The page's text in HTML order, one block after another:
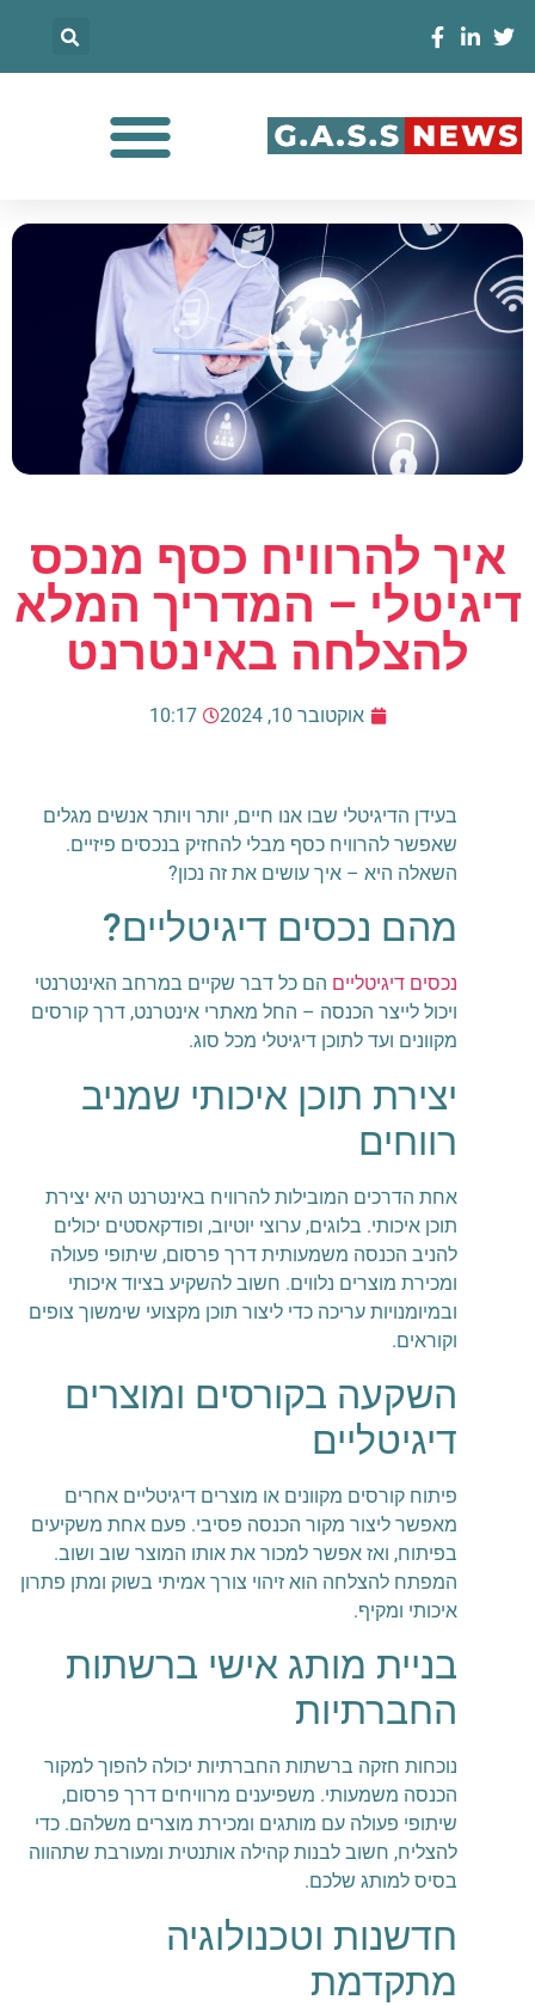
איך להרוויח כסף מנכס
דיגיטלי – המדריך המלא
להצלחה באינטרנט
אוקטובר 10, 2024 10:17
בעידן הדיגיטלי שבו אנו חיים, יותר ויותר אנשים מגלים
שאפשר להרוויח כסף מבלי להחזיק בנכסים פיזיים.
השאלה היא – איך עושים את זה נכון?
מהם נכסים דיגיטליים?
נכסים דיגיטליים הם כל דבר שקיים במרחב האינטרנטי
ויכול לייצר הכנסה – החל מאתרי אינטרנט, דרך קורסים
מקוונים ועד לתוכן דיגיטלי מכל סוג.
יצירת תוכן איכותי שמניב
רווחים
אחת הדרכים המובילות להרוויח באינטרנט היא יצירת
תוכן איכותי. בלוגים, ערוצי יוטיוב, ופודקאסטים יכולים
להניב הכנסה משמעותית דרך פרסום, שיתופי פעולה
ומכירת מוצרים נלווים. חשוב להשקיע בציוד איכותי
ובמיומנויות עריכה כדי ליצור תוכן מקצועי שימשוך צופים
וקוראים.
השקעה בקורסים ומוצרים
דיגיטליים
פיתוח קורסים מקוונים או מוצרים דיגיטליים אחרים
מאפשר ליצור מקור הכנסה פסיבי. פעם אחת משקיעים
בפיתוח, ואז אפשר למכור את אותו המוצר שוב ושוב.
המפתח להצלחה הוא זיהוי צורך אמיתי בשוק ומתן פתרון
איכותי ומקיף.
בניית מותג אישי ברשתות
החברתיות
נוכחות חזקה ברשתות החברתיות יכולה להפוך למקור
הכנסה משמעותי. משפיענים מרוויחים דרך פרסום,
שיתופי פעולה עם מותגים ומכירת מוצרים משלהם. כדי
להצליח, חשוב לבנות קהילה אותנטית ומעורבת שתהווה
בסיס למותג שלכם.
חדשנות וטכנולוגיה
מתקדמת